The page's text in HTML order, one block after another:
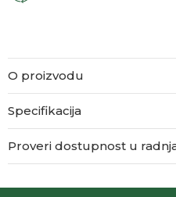
O proizvodu
Specifikacija
Proveri dostupnost u